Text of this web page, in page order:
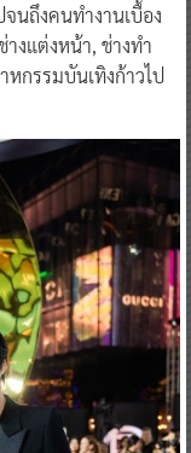
นถึงคนทำงานเบื้อง
งแต่งหน้า, ช่างทำ
กรรมบันเทิงก้าวไป